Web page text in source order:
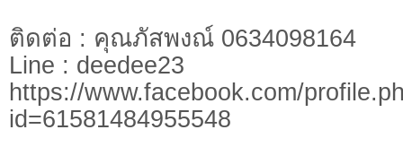
ติดต่อ : คุณภัสพงณ์ 0634098164
Line : deedee23
https://www.facebook.com/
id=61581484955548